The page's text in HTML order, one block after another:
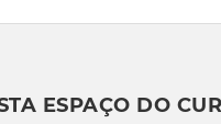
ESPAÇO DO